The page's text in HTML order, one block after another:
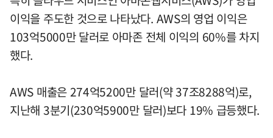
이익을 주도한 것으로 나타났다. AWS의 영업 이익은
103억5000만 달러로 아마존 전체 이익의 60%를 차지
했다.
AWS 매출은 274억5200만 달러(약 37조8288억)로,
지난해 3분기(230억5900만 달러)보다 19% 급등했다.